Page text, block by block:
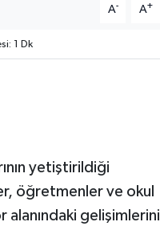
A- A+
1 Dk
yetiştirildiği
öğretmenler ve okul
gelişimlerini